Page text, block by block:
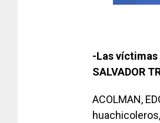
-Las
SALVADOR
ACOLMAN,